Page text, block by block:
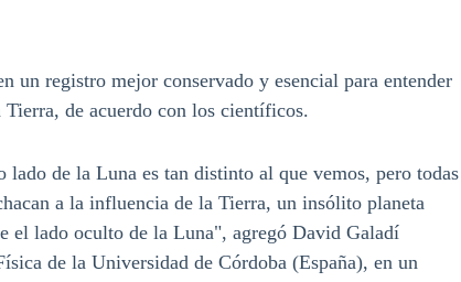
un registro mejor conservado y esencial para entender
de acuerdo con los científicos.
de la Luna es tan distinto al que vemos, pero todas
a la influencia de la Tierra, un insólito planeta
el lado oculto de la Luna", agregó David Galadí
de la Universidad de Córdoba (España), en un